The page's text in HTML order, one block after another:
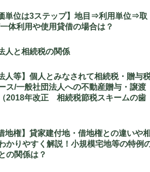
単位は3ステップ】地目⇒利用単位⇒取
体利用や使用貸借の場合は？
と相続税の関係
人等】個人とみなされて相続税・贈与
ス/一般社団法人への不動産贈与・譲渡
2018年改正 相続税節税スキームの歯
地権】貸家建付地・借地権との違いや
かりやすく解説！小規模宅地等の特例
の関係は？